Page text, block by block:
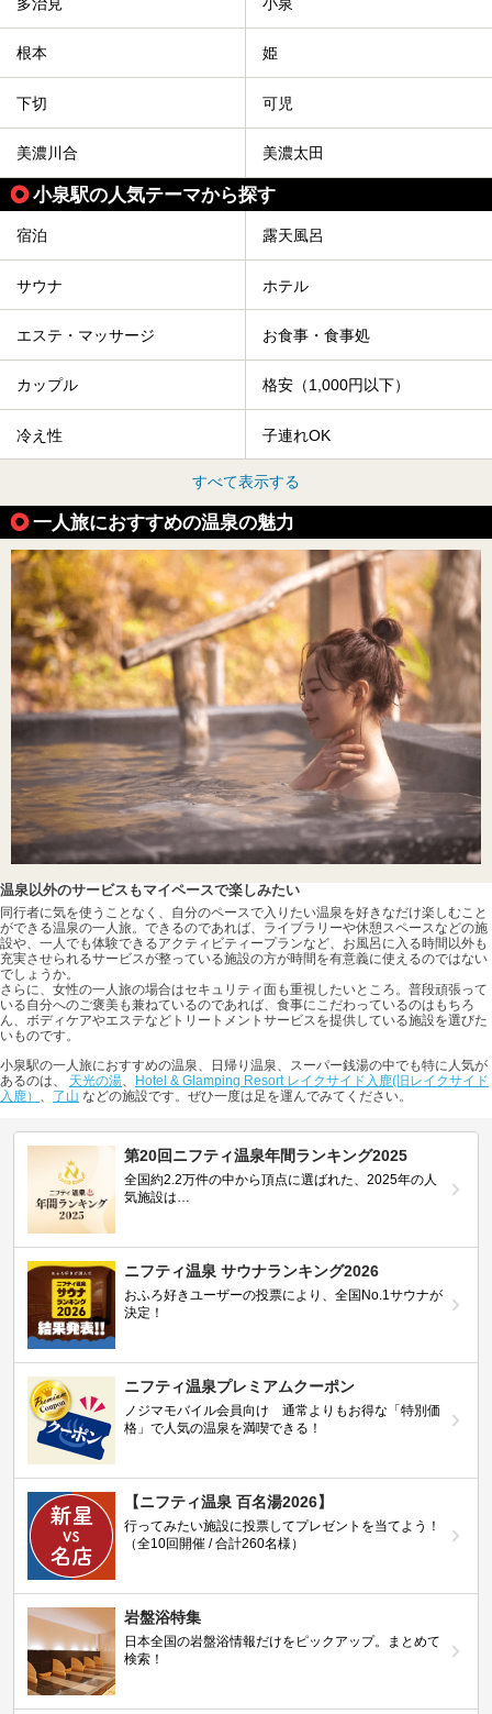
多治見 小泉
根本 姫
下切 可児
美濃川合 美濃太田
小泉駅の人気テーマから探す
宿泊 露天風呂
サウナ ホテル
エステ・マッサージ お食事・食事処
カップル 格安（1,000円以下）
冷え性 子連れOK
すべて表示する
一人旅におすすめの温泉の魅力
温泉以外のサービスもマイペースで楽しみたい
同行者に気を使うことなく、自分のペースで入りたい温泉を好きなだけ楽しむこと
ができる温泉の一人旅。できるのであれば、ライブラリーや休憩スペースなどの施
設や、一人でも体験できるアクティビティープランなど、お風呂に入る時間以外も
充実させられるサービスが整っている施設の方が時間を有意義に使えるのではない
でしょうか。
さらに、女性の一人旅の場合はセキュリティ面も重視したいところ。普段頑張って
いる自分へのご褒美も兼ねているのであれば、食事にこだわっているのはもちろ
ん、ボディケアやエステなどトリートメントサービスを提供している施設を選びた
いものです。
小泉駅の一人旅におすすめの温泉、日帰り温泉、スーパー銭湯の中でも特に人気が
あるのは、 天光の湯、
Hotel & Glamping Resort レイクサイド入鹿(旧レイクサイド
入鹿） 、 了山 などの施設です。ぜひ一度は足を運んでみてください。
第20回ニフティ温泉年間ランキング2025
全国約2.2万件の中から頂点に選ばれた、2025年の人
気施設は…
ニフティ温泉 サウナランキング2026
おふろ好きユーザーの投票により、全国No.1サウナが
決定！
ニフティ温泉プレミアムクーポン
ノジマモバイル会員向け 通常よりもお得な「特別価
格」で人気の温泉を満喫できる！
【ニフティ温泉 百名湯2026】
行ってみたい施設に投票してプレゼントを当てよう！
（全10回開催 / 合計260名様）
岩盤浴特集
日本全国の岩盤浴情報だけをピックアップ。まとめて
検索！